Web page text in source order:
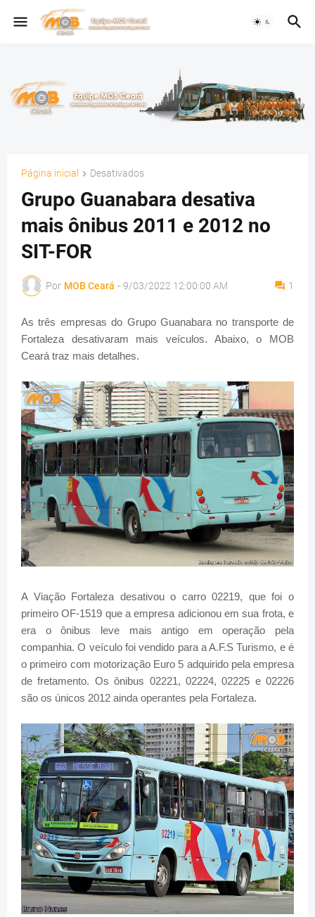
Página inicial Desativados
Grupo Guanabara desativa
mais ônibus 2011 e 2012 no
SIT-FOR
Por MOB Ceará - 9/03/2022 12:00:00 AM 1
As três empresas do Grupo Guanabara no transporte de
Fortaleza desativaram mais veículos. Abaixo, o MOB
Ceará traz mais detalhes.
A Viação Fortaleza desativou o carro 02219, que foi o
primeiro OF-1519 que a empresa adicionou em sua frota, e
era o ônibus leve mais antigo em operação pela
companhia. O veículo foi vendido para a A.F.S Turismo, e é
o primeiro com motorização Euro 5 adquirido pela empresa
de fretamento. Os ônibus 02221, 02224, 02225 e 02226
são os únicos 2012 ainda operantes pela Fortaleza.